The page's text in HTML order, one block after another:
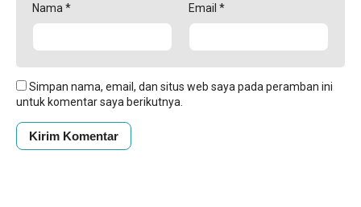
Nama * Email *
Simpan nama, email, dan situs web saya pada peramban ini
untuk komentar saya berikutnya.